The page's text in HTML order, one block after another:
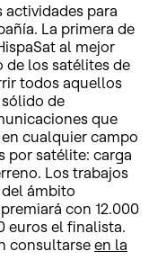
actividades para
La primera de
al mejor
de los satélites de
todos aquellos
de
que
cualquier campo
por satélite: carga
Los trabajos
ámbito
con 12.000
euros el finalista.
consultarse en la